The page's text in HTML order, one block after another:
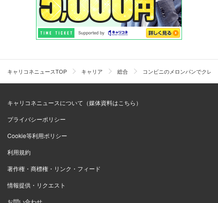
キャリコネニュースTOP キャリア 総合 コンビニのメロンパンでクレ
キャリコネニュースについて（媒体資料はこちら）
プライバシーポリシー
Cookie等利用ポリシー
利用規約
著作権・商標権・リンク・フィード
情報提供・リクエスト
お問い合わせ